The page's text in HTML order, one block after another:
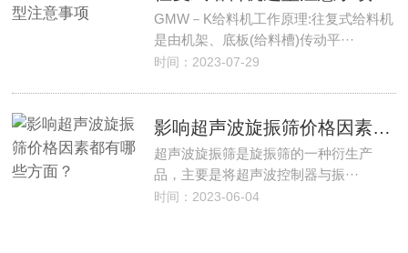
GMW－K给料机工作原理:往复式给料机
是由机架、底板(给料槽)传动平···
时间：2023-07-29
影响超声波旋振筛价格因素都有哪些方面？
超声波旋振筛是旋振筛的一种衍生产
品，主要是将超声波控制器与振···
时间：2023-06-04